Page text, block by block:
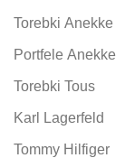
Torebki Anekke
Portfele Anekke
Torebki Tous
Karl Lagerfeld
Tommy Hilfiger